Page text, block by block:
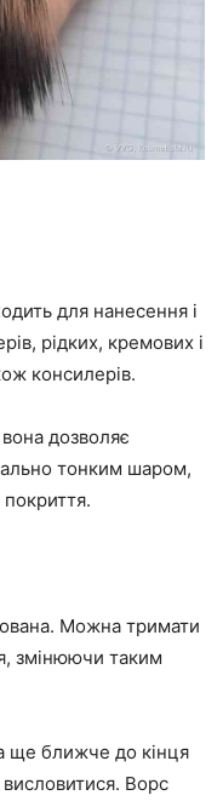
для нанесення і
рідких, кремових і
консилерів.
дозволяє
тонким шаром,
Можна тримати
змінюючи таким
ще ближче до кінця
Ворс